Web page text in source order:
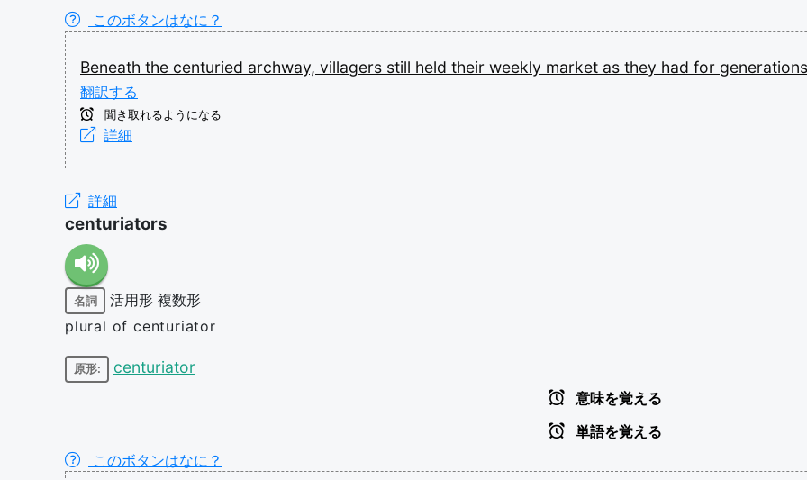
このボタンはなに？
Beneath the centuried archway, villagers still held their weekly market as they had for
翻訳する
聞き取れるようになる
詳細
詳細
centuriators
名詞 活用形 複数形
plural of centuriator
原形: centuriator
意味を覚える
単語を覚える
このボタンはなに？